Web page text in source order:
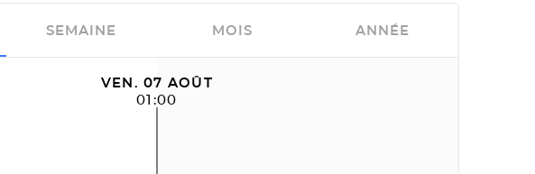
VEN. 07 AOÛT
01:00
SEMAINE MOIS ANNÉE